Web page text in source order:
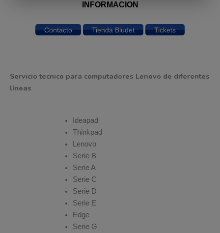
INFORMACION
Contacto Tienda Bludet Tickets
Servicio tecnico para computadores Lenovo de diferentes
líneas
Ideapad
Thinkpad
Lenovo
Serie B
Serie A
Serie C
Serie D
Serie E
Edge
Serie G